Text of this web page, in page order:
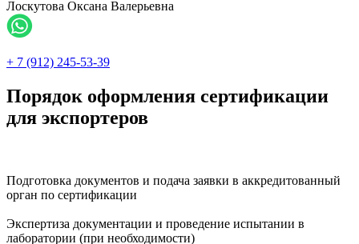
Лоскутова Оксана Валерьевна
+ 7 (912) 245-53-39
Порядок оформления сертификации
для экспортеров
Подготовка документов и подача заявки в аккредитованный
орган по сертификации
Экспертиза документации и проведение испытании в
лаборатории (при необходимости)